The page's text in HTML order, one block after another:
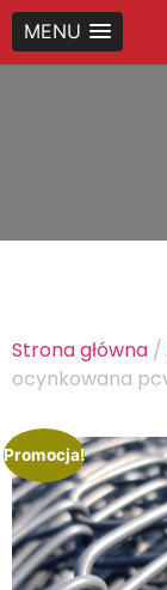
MENU
Strona główna /
ocynkowana
Promocja!